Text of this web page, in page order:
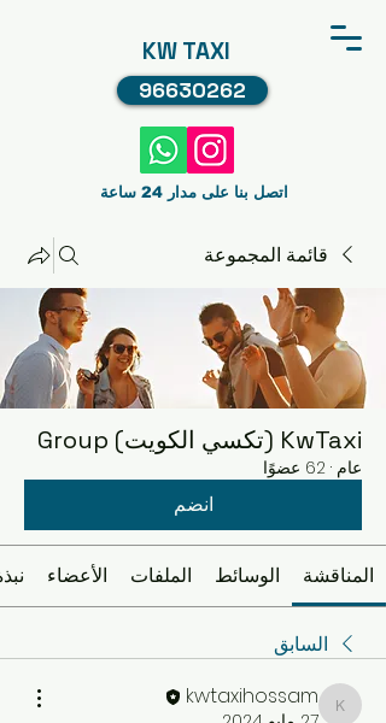
KW TAXI
96630262
اتصل بنا على مدار 24 ساعة
قائمة المجموعة
KwTaxi (تكسي الكويت) Group
عام · 62 عضوًا
انضم
المناقشة الوسائط الملفات الأعضاء
السابق
kwtaxihossam
kwtaxihossam